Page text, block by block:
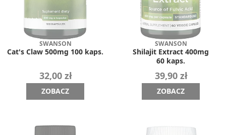
SWANSON
Cat's Claw 500mg 100 kaps.
32,00 zł
ZOBACZ
SWANSON
Shilajit Extract 400mg
60 kaps.
39,90 zł
ZOBACZ